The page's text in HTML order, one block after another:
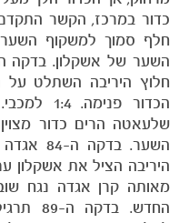
כדור במרכז, הקשר התקדם
חלף סמוך למשקוף
חלוץ היריבה השתלט על
שלעאטה הרים כדור
השער.
היריבה הציל את אשקלון
מאותה קרן אגדה נגח
החדש.